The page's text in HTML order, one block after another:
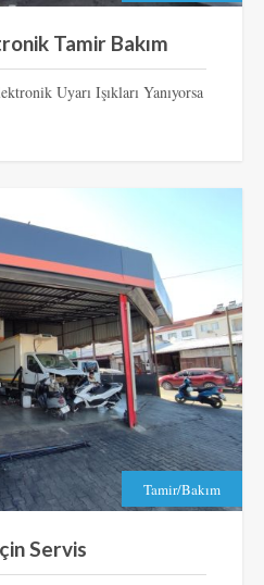
Tamir Bakım
Uyarı Işıkları Yanıyorsa
Tamir/Bakım
Servis